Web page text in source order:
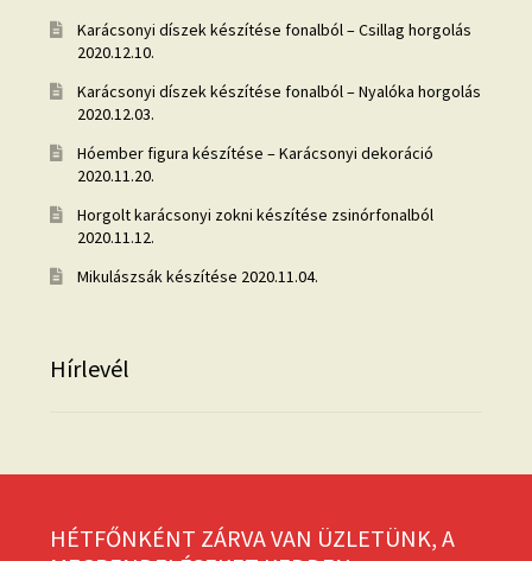
Karácsonyi díszek készítése fonalból – Csillag horgolás
2020.12.10.
Karácsonyi díszek készítése fonalból – Nyalóka horgolás
2020.12.03.
Hóember figura készítése – Karácsonyi dekoráció
2020.11.20.
Horgolt karácsonyi zokni készítése zsinórfonalból
2020.11.12.
Mikulászsák készítése 2020.11.04.
Hírlevél
HÉTFŐNKÉNT ZÁRVA VAN ÜZLETÜNK, A